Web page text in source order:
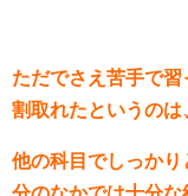
ただでさえ苦手で
割取れたというのは
他の科目でしっか